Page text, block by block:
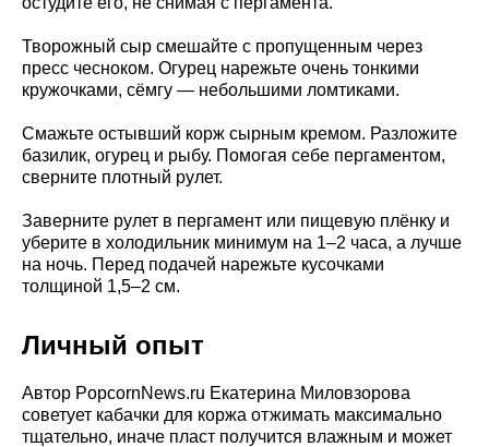
Творожный сыр смешайте с пропущенным через
пресс чесноком. Огурец нарежьте очень тонкими
кружочками, сёмгу — небольшими ломтиками.
Смажьте остывший корж сырным кремом. Разложите
базилик, огурец и рыбу. Помогая себе пергаментом,
сверните плотный рулет.
Заверните рулет в пергамент или пищевую плёнку и
уберите в холодильник минимум на 1–2 часа, а лучше
на ночь. Перед подачей нарежьте кусочками
толщиной 1,5–2 см.
Личный опыт
Автор PopcornNews.ru Екатерина Миловзорова
советует кабачки для коржа отжимать максимально
тщательно, иначе пласт получится влажным и может